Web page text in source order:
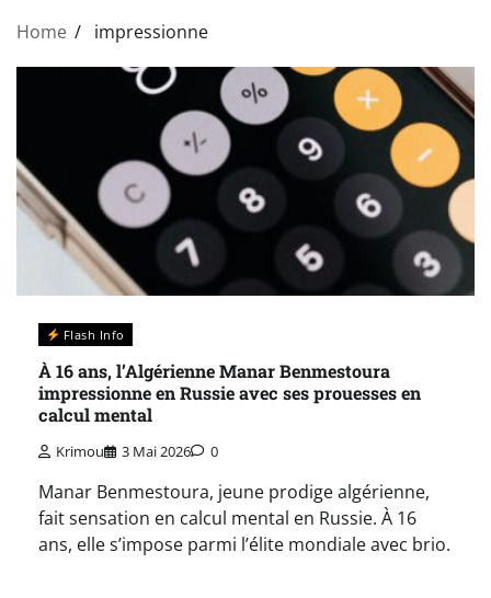
Home impressionne
Flash Info
À 16 ans, l’Algérienne Manar Benmestoura
impressionne en Russie avec ses prouesses en
calcul mental
Krimou 3 Mai 2026 0
Manar Benmestoura, jeune prodige algérienne,
fait sensation en calcul mental en Russie. À 16
ans, elle s’impose parmi l’élite mondiale avec brio.